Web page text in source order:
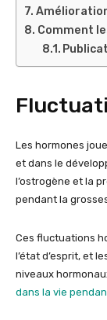
Comment
Les hormones
et dans le
l’ostrogène et la
pendant la
Ces fluctuations
l’état d’esprit, et
niveaux
dans la vie